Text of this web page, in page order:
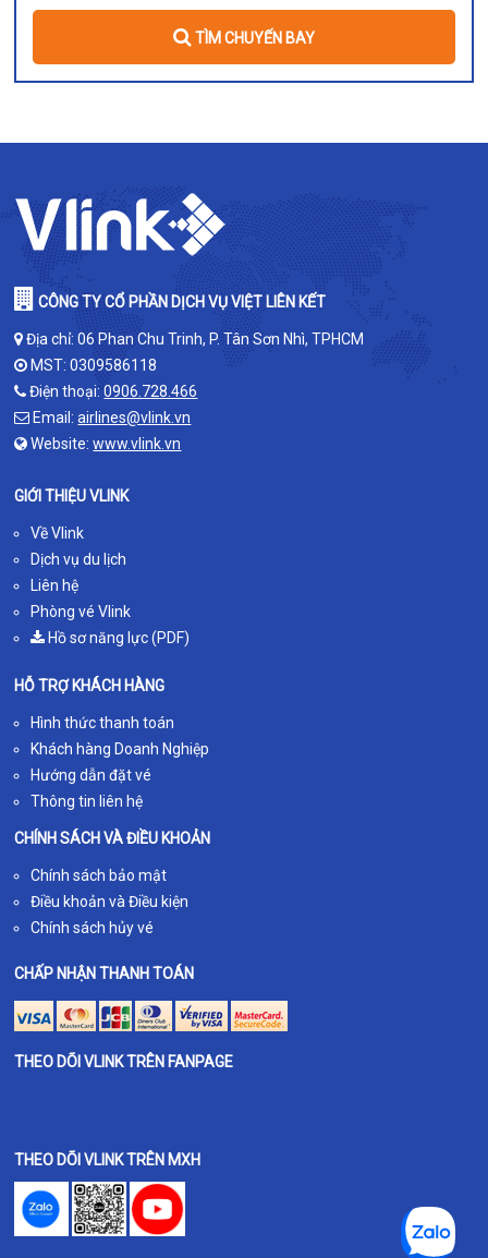
TÌM CHUYẾN BAY
CÔNG TY CỔ PHẦN DỊCH VỤ VIỆT LIÊN KẾT
Địa chỉ: 06 Phan Chu Trinh, P. Tân Sơn Nhì, TPHCM
MST: 0309586118
Điện thoại:0906.728.466
Email:airlines@vlink.vn
Website:www.vlink.vn
GIỚI THIỆU VLINK
Về Vlink
Dịch vụ du lịch
Liên hệ
Phòng vé Vlink
Hồ sơ năng lực (PDF)
HỖ TRỢ KHÁCH HÀNG
Hình thức thanh toán
Khách hàng Doanh Nghiệp
Hướng dẫn đặt vé
Thông tin liên hệ
CHÍNH SÁCH VÀ ĐIỀU KHOẢN
Chính sách bảo mật
Điều khoản và Điều kiện
Chính sách hủy vé
CHẤP NHẬN THANH TOÁN
THEO DÕI VLINK TRÊN FANPAGE
THEO DÕI VLINK TRÊN MXH